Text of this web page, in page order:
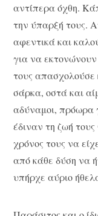
αντίπερα όχθη.
την ύπαρξή τους.
αφεντικά και
για να
τους
σάρκα, οστά και
αδύναμοι, πρόωρα
έδιναν τη ζωή
χρόνος τους να
από κάθε δύση να
υπήρχε αύριο